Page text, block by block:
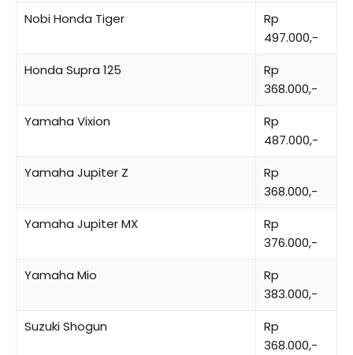
Nobi Honda Tiger
Rp
497.000,-
Honda Supra 125
Rp
368.000,-
Yamaha Vixion
Rp
487.000,-
Yamaha Jupiter Z
Rp
368.000,-
Yamaha Jupiter MX
Rp
376.000,-
Yamaha Mio
Rp
383.000,-
Suzuki Shogun
Rp
368.000,-